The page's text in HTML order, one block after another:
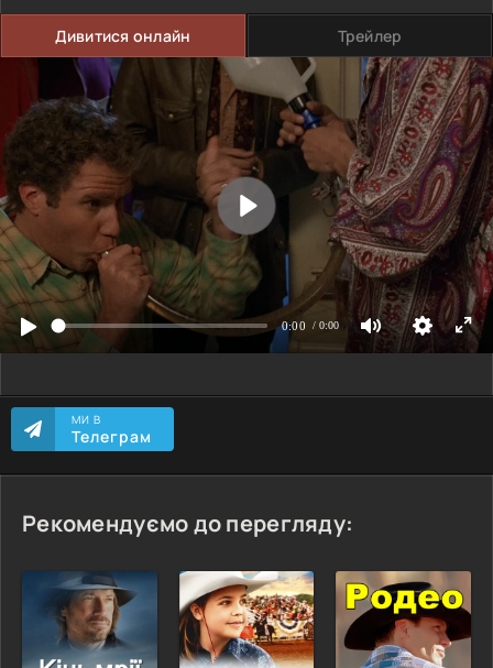
Дивитися онлайн Трейлер
МИ В
Телеграм
Рекомендуємо до перегляду: